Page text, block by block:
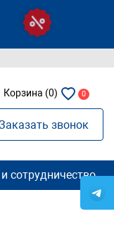
Корзина (0) 0
звонок
сотрудничество